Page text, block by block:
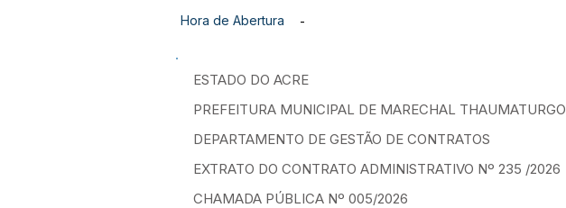
Hora de Abertura
-
ESTADO DO ACRE
PREFEITURA MUNICIPAL DE MARECHAL THAUMATURGO
DEPARTAMENTO DE GESTÃO DE CONTRATOS
EXTRATO DO CONTRATO ADMINISTRATIVO Nº 235 /2026
CHAMADA PÚBLICA Nº 005/2026